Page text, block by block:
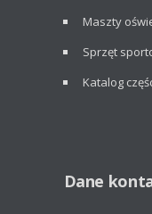
Maszty
Sprzęt
Katalog
Dane